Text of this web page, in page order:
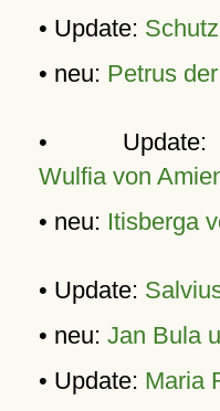
• Update:
• neu: Petrus
•
Wulfia von
• neu: Itisberga
• Update:
• neu: Jan Bula
• Update: Maria